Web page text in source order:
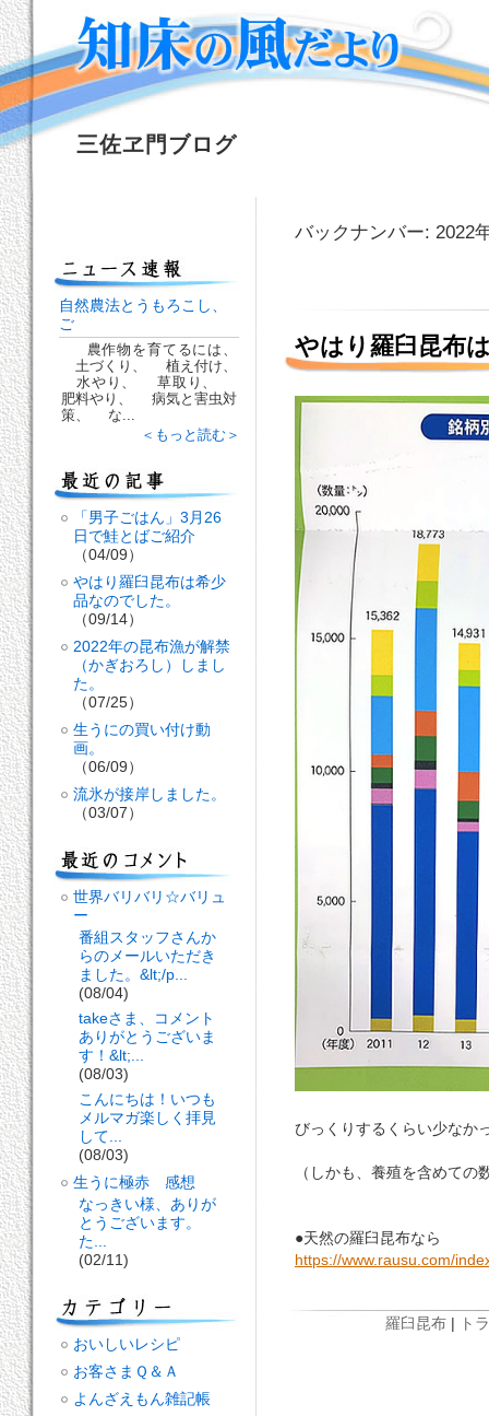
三佐ヱ門ブログ
バックナンバー: 2022
やはり羅臼昆布
びっくりするくらい少なか
（しかも、養殖を含めての
●天然の羅臼昆布なら
https://www.rausu.com/
羅臼昆布| ト
自然農法とうもろこし、
ご
農作物を育てるには、
土づくり、 植え付け、
水やり、 草取り、
肥料やり、 病気と害虫対
策、 な...
＜もっと読む＞
「男子ごはん」3月26
日で鮭とばご紹介
（04/09）
やはり羅臼昆布は希少
品なのでした。
（09/14）
2022年の昆布漁が解禁
（かぎおろし）しまし
た。
（07/25）
生うにの買い付け動
画。
（06/09）
流氷が接岸しました。
（03/07）
世界バリバリ☆バリュ
ー
番組スタッフさんか
らのメールいただき
ました。&lt;/p...
(08/04)
takeさま、コメント
ありがとうございま
す！&lt;...
(08/03)
こんにちは！いつも
メルマガ楽しく拝見
して...
(08/03)
生うに極赤 感想
なっきい様、ありが
とうございます。
た...
(02/11)
おいしいレシピ
お客さまＱ＆Ａ
よんざえもん雑記帳